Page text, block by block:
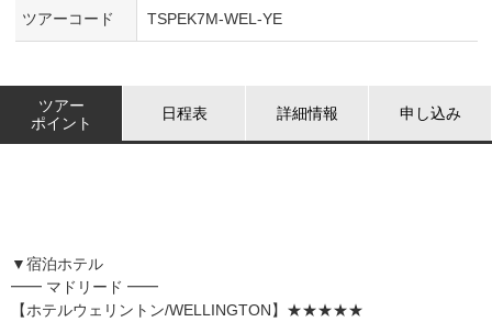
ツアーコード TSPEK7M-WEL-YE
ツアー
ポイント
日程表 詳細情報 申し込み
▼宿泊ホテル
━━ マドリード ━━
【ホテルウェリントン/WELLINGTON】★★★★★